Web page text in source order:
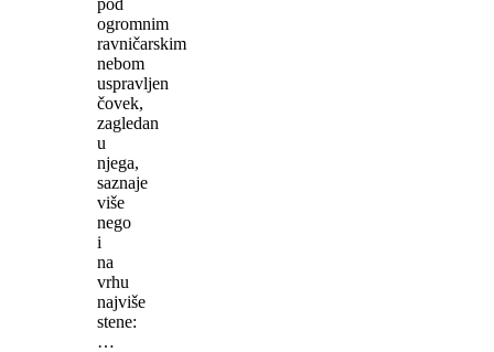
ogromnim
ravničarskim
nebom
uspravljen
čovek,
zagledan
u
njega,
saznaje
više
nego
i
na
vrhu
najviše
stene:
…